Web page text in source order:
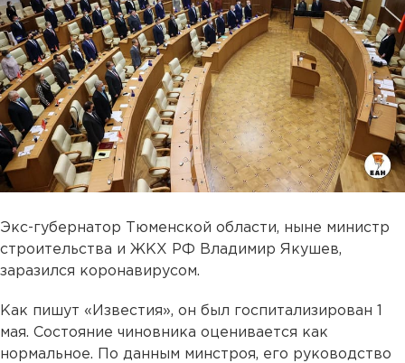
Экс-губернатор Тюменской области, ныне министр
строительства и ЖКХ РФ Владимир Якушев,
заразился коронавирусом.
Как пишут «Известия», он был госпитализирован 1
мая. Состояние чиновника оценивается как
нормальное. По данным минстроя, его руководство